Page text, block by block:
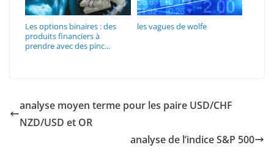
Les options binaires : des
produits financiers à
prendre avec des pinc...
les vagues de wolfe
analyse moyen terme pour les paire USD/CHF
NZD/USD et OR
analyse de l’indice S&P 500